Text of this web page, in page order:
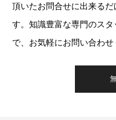
頂いたお問合せに出来る
す。知識豊富な専門のス
で、お気軽にお問い合わせ